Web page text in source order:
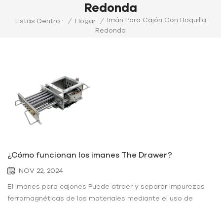
Redonda
Estas Dentro : / Hogar /
Imán Para Cajón Con Boquilla
Redonda
¿Cómo funcionan los imanes The Drawer?
NOV 22, 2024
El Imanes para cajones Puede atraer y separar impurezas
ferromagnéticas de los materiales mediante el uso de